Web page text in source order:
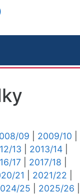
09 2009/10
13 2013/14
17 2017/18
21 2021/22
25 2025/26